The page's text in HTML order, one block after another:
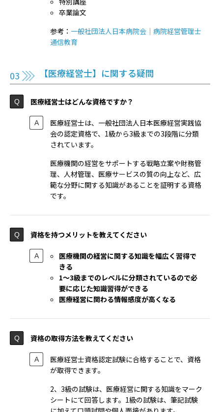
卒業論文
参考： 一般社団法人日本病院会｜病院経営管理士
通信教育
【医療経営士】に関する疑問
医療経営士はどんな資格ですか？
医療経営士は、一般社団法人日本医療経営実践協
会の認定資格で、1級から3級までの3段階に分類
されています。
医療機関の経営をサポートする戦略立案や財務管
理、人材管理、医療サービスの質の向上など、広
範な分野に関する知識があることを証明する資格
です。
資格を持つメリットを教えてください
医療機関の経営に関する知識を幅広く習得で
きる
1〜3級までのレベルに分類されているので必
要に応じた知識習得ができる
医療経営に関わる情報感度が高くなる
資格の取得方法を教えてください
医療経営士資格認定試験に合格することで、資格
が取得できます。
2、3級の試験は、医療経営に関する知識をマーク
シートにて回答します。1級の試験は、筆記試験